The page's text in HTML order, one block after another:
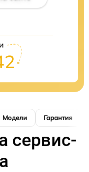
Модели Гарантия
сервис-